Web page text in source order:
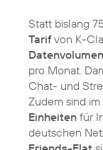
Statt bislang
Tarif von K-
Datenvolumen
pro Monat.
Chat- und
Zudem sind im
Einheiten für
deutschen